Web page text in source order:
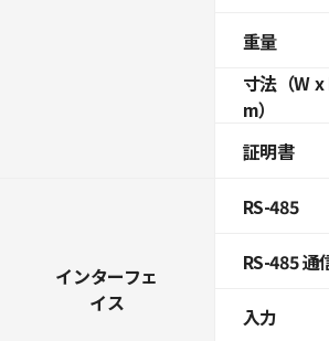
重量
寸法（W
m）
証明書
インターフェ
イス
RS-485
RS-485 通
入力